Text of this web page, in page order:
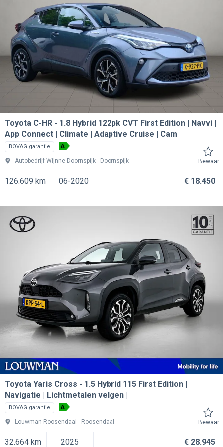
Toyota C-HR
1.8 Hybrid 122pk CVT First Edition | Navvi |
App Connect | Climate | Adaptive Cruise | Cam
BOVAG garantie A
Autobedrijf Wijnne Doornspijk Doornspijk Bewaar
126.609 km 06-2020 € 18.450
Toyota Yaris Cross
1.5 Hybrid 115 First Edition |
Navigatie | Lichtmetalen velgen |
BOVAG garantie A
Louwman Roosendaal Roosendaal Bewaar
32.664 km 2025 € 28.945